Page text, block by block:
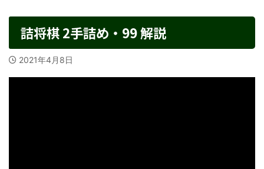
詰将棋 2手詰め・99 解説
2021年4月8日